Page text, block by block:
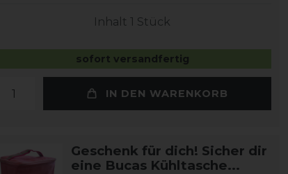
Inhalt 1 Stück
sofort versandfertig
IN DEN WARENKORB
Geschenk für dich! Sicher dir
eine Bucas Kühltasche...